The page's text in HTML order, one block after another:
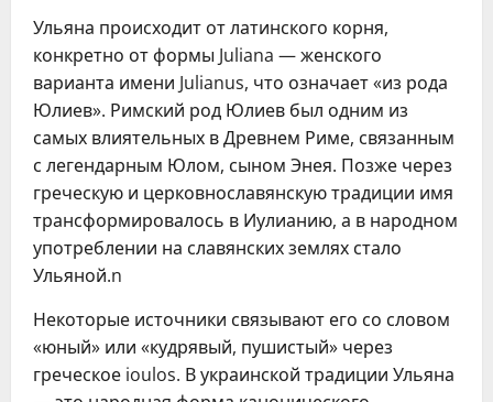
Ульяна происходит от латинского корня,
конкретно от формы Juliana — женского
варианта имени Julianus, что означает «из рода
Юлиев». Римский род Юлиев был одним из
самых влиятельных в Древнем Риме, связанным
с легендарным Юлом, сыном Энея. Позже через
греческую и церковнославянскую традиции имя
трансформировалось в Иулианию, а в народном
употреблении на славянских землях стало
Ульяной.n
Некоторые источники связывают его со словом
«юный» или «кудрявый, пушистый» через
греческое ioulos. В украинской традиции Ульяна